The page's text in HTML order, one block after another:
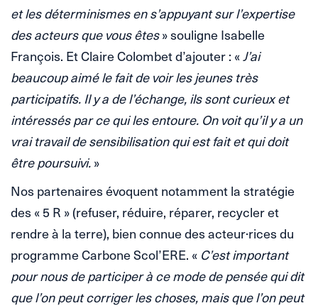
et les déterminismes en s’appuyant sur l’expertise
des acteurs que vous êtes» souligne Isabelle
François. Et Claire Colombet d’ajouter : «J’ai
beaucoup aimé le fait de voir les jeunes très
participatifs. Il y a de l’échange, ils sont curieux et
intéressés par ce qui les entoure. On voit qu’il y a un
vrai travail de sensibilisation qui est fait et qui doit
être poursuivi. »
Nos partenaires évoquent notamment la stratégie
des « 5 R » (refuser, réduire, réparer, recycler et
rendre à la terre), bien connue des acteur·rices du
programme Carbone Scol’ERE. « C’est important
pour nous de participer à ce mode de pensée qui dit
que l’on peut corriger les choses, mais que l’on peut